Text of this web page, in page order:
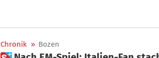
Chronik » Bozen